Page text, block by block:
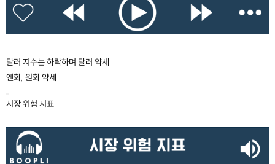
달러 지수는 하락하며 달러 약세
엔화, 원화 약세
시장 위험 지표